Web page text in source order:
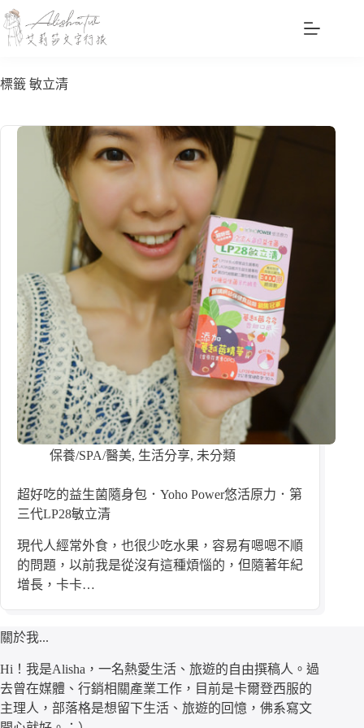
跳
至
主
內
標籤 敏立清
保養/SPA/醫美, 生活分享, 未分類
超好吃的益生菌隨身包．Yoho Power悠活原力．第
三代LP28敏立清
現代人經常外食，也很少吃水果，容易有嗯嗯不順
的問題，以前我是從沒有這種煩惱的，但隨著年紀
增長，卡卡…
關於我...
Hi！我是Alisha，一名熱愛生活、旅遊的自由撰稿人。過
去曾在媒體、行銷相關產業工作，目前是卡爾登西服的
主理人，部落格是想留下生活、旅遊的回憶，佛系寫文